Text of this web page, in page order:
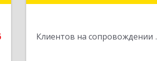
Клиентов на сопровождении